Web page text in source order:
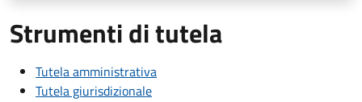
Strumenti di tutela
Tutela amministrativa
Tutela giurisdizionale